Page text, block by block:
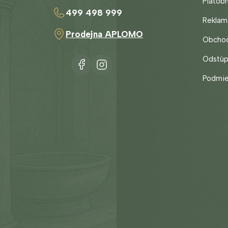
499 498 999
Prodejna APLOMO
https://www.facebook.com/
koupelnyaplomo